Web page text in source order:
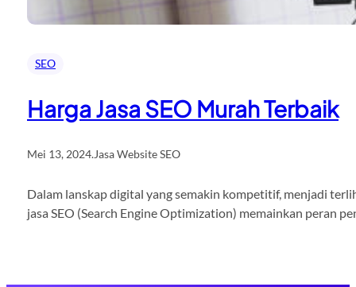
SEO
Harga Jasa SEO Murah Terbaik
Mei 13, 2024.Jasa Website SEO
Dalam lanskap digital yang semakin kompetitif, menjadi
jasa SEO (Search Engine Optimization) memainkan peran